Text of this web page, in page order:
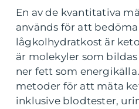
En av de kvantitativa
används för att
lågkolhydratkost är
är molekyler som
ner fett som
metoder för att mäta
inklusive blodtester,